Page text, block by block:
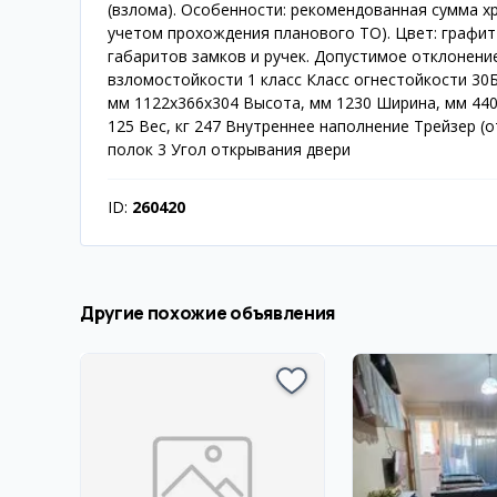
(взлома). Особенности: рекомендованная сумма
учетом прохождения планового ТО). Цвет:
габаритов замков и ручек. Допустимое
взломостойкости 1 класс Класс огнестойкости
мм 1122x366x304 Высота, мм 1230 Ширина, мм
125 Вес, кг 247 Внутреннее наполнение Трейзер
полок 3 Угол открывания двери
ID: 260420
Другие похожие объявления